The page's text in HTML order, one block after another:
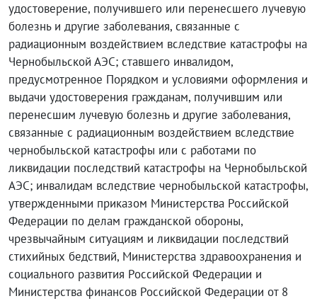
удостоверение, получившего или перенесшего лучевую
болезнь и другие заболевания, связанные с
радиационным воздействием вследствие катастрофы на
Чернобыльской АЭС; ставшего инвалидом,
предусмотренное Порядком и условиями оформления и
выдачи удостоверения гражданам, получившим или
перенесшим лучевую болезнь и другие заболевания,
связанные с радиационным воздействием вследствие
чернобыльской катастрофы или с работами по
ликвидации последствий катастрофы на Чернобыльской
АЭС; инвалидам вследствие чернобыльской катастрофы,
утвержденными приказом Министерства Российской
Федерации по делам гражданской обороны,
чрезвычайным ситуациям и ликвидации последствий
стихийных бедствий, Министерства здравоохранения и
социального развития Российской Федерации и
Министерства финансов Российской Федерации от 8